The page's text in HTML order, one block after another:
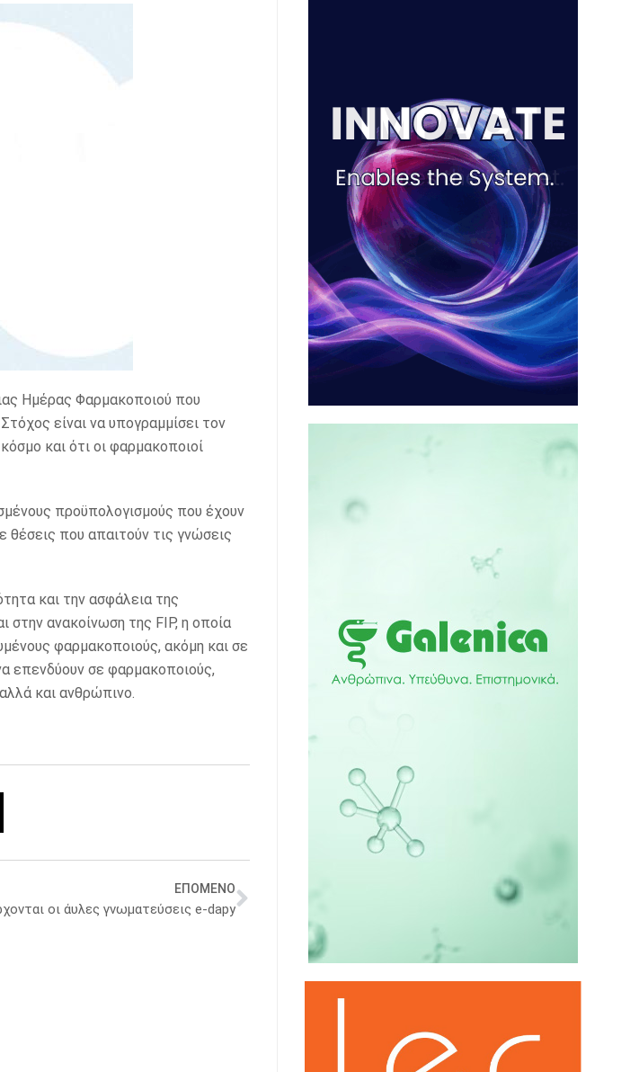
Ημέρας Φαρμακοποιού που
είναι να υπογραμμίσει τον
και ότι οι φαρμακοποιοί
προϋπολογισμούς που έχουν
θέσεις που απαιτούν τις γνώσεις
και την ασφάλεια της
στην ανακοίνωση της FIP, η οποία
φαρμακοποιούς, ακόμη και σε
επενδύουν σε φαρμακοποιούς,
και ανθρώπινο.
ΕΠΟΜΕΝΟ
οι άυλες γνωματεύσεις e-dapy